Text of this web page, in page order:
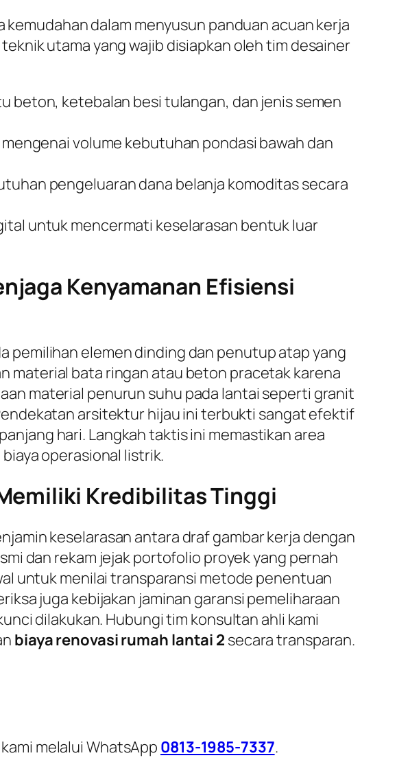
dalam menyusun panduan acuan kerja
utama yang wajib disiapkan oleh tim desainer
beton, ketebalan besi tulangan, dan jenis semen
volume kebutuhan pondasi bawah dan
pengeluaran dana belanja komoditas secara
untuk mencermati keselarasan bentuk luar
Kenyamanan Efisiensi
pemilihan elemen dinding dan penutup atap yang
material bata ringan atau beton pracetak karena
material penurun suhu pada lantai seperti granit
arsitektur hijau ini terbukti sangat efektif
hari. Langkah taktis ini memastikan area
operasional listrik.
Kredibilitas Tinggi
keselarasan antara draf gambar kerja dengan
dan rekam jejak portofolio proyek yang pernah
untuk menilai transparansi metode penentuan
juga kebijakan jaminan garansi pemeliharaan
dilakukan. Hubungi tim konsultan ahli kami
biaya renovasi rumah lantai 2 secara transparan.
melalui WhatsApp 0813-1985-7337.